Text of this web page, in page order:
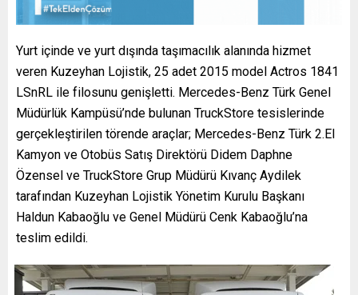
Yurt içinde ve yurt dışında taşımacılık alanında hizmet
veren Kuzeyhan Lojistik, 25 adet 2015 model Actros 1841
LSnRL ile filosunu genişletti. Mercedes-Benz Türk Genel
Müdürlük Kampüsü’nde bulunan TruckStore tesislerinde
gerçekleştirilen törende araçlar; Mercedes-Benz Türk 2.El
Kamyon ve Otobüs Satış Direktörü Didem Daphne
Özensel ve TruckStore Grup Müdürü Kıvanç Aydilek
tarafından Kuzeyhan Lojistik Yönetim Kurulu Başkanı
Haldun Kabaoğlu ve Genel Müdürü Cenk Kabaoğlu’na
teslim edildi.